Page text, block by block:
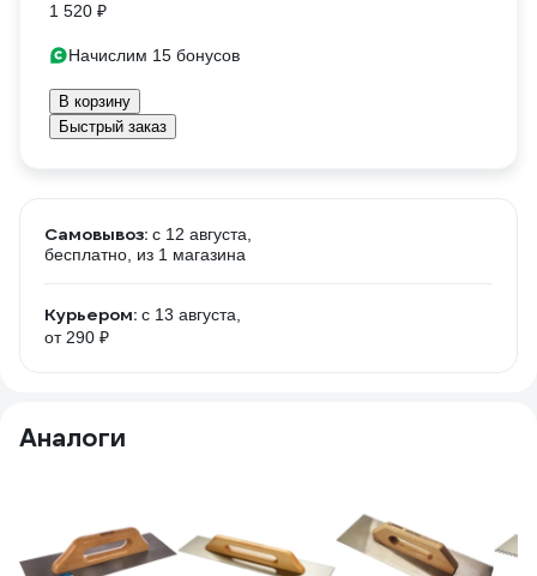
1 520 ₽
Начислим 15 бонусов
В корзину
Быстрый заказ
Самовывоз: c 12 августа,
бесплатно , из 1 магазина
Курьером: c 13 августа,
от 290 ₽
Аналоги